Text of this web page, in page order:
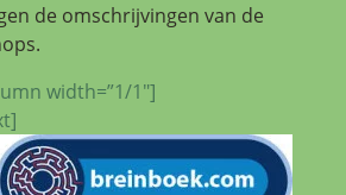
de omschrijvingen van de
width=”1/1″]